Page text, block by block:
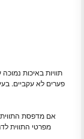
תוויות באיכות
פערים לא עקביים.
אם מדפסת
מפרטי התווית